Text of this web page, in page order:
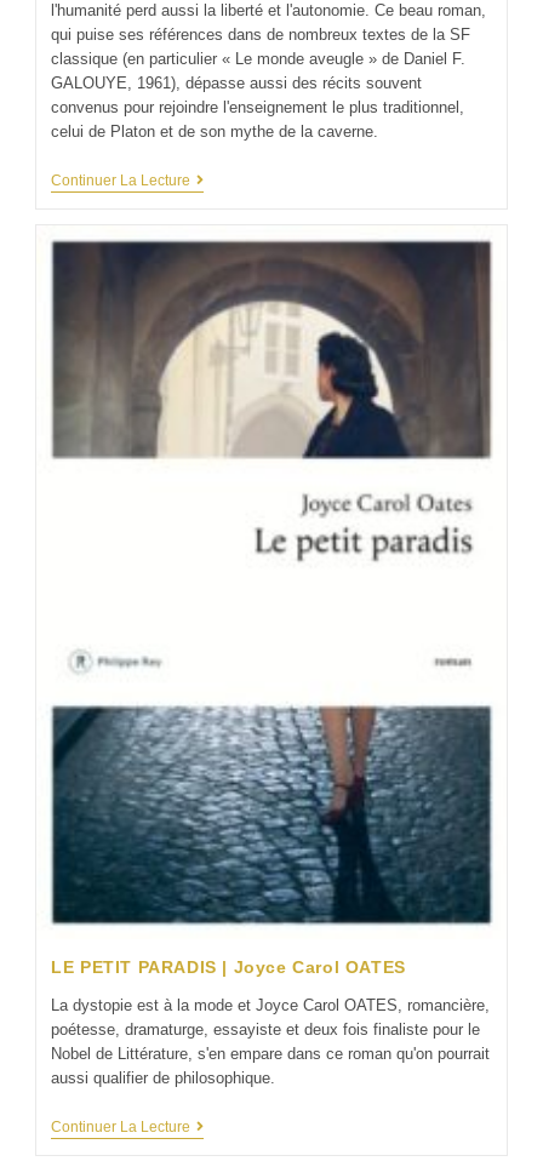
l'humanité perd aussi la liberté et l'autonomie. Ce beau roman,
qui puise ses références dans de nombreux textes de la SF
classique (en particulier « Le monde aveugle » de Daniel F.
GALOUYE, 1961), dépasse aussi des récits souvent
convenus pour rejoindre l'enseignement le plus traditionnel,
celui de Platon et de son mythe de la caverne.
Continuer La Lecture
LE PETIT PARADIS | Joyce Carol OATES
La dystopie est à la mode et Joyce Carol OATES, romancière,
poétesse, dramaturge, essayiste et deux fois finaliste pour le
Nobel de Littérature, s'en empare dans ce roman qu'on pourrait
aussi qualifier de philosophique.
Continuer La Lecture